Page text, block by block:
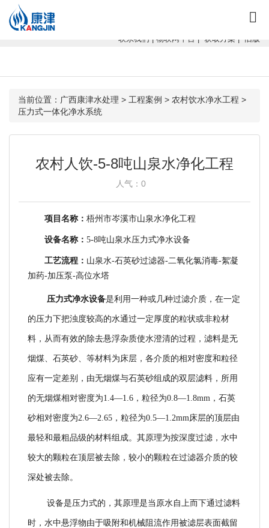
康津水处理：专注软化水设备、反渗透设备、超滤设备、一体化净水设
备！
联系我们 | 物联网平台 | 获取方案 | 旧版
当前位置： 广西康津水处理 > 工程案例 > 农村饮水净水工程 >
压力式一体化净水系统
农村人饮-5-8吨山泉水净化工程
人气： 0
项目名称： 梧州市岑溪市山泉水净化工程
设备名称： 5-8吨山泉水压力式净水设备
工艺流程： 山泉水-石英砂过滤器-二氧化氯消毒-絮凝
加药-加压泵-高位水塔
压力式净水设备是利用一种或几种过滤介质，在一定
的压力下把浊度较高的水通过一定厚度的粒状或非粒材
料，从而有效的除去悬浮杂质使水澄清的过程，滤料是无
烟煤、石英砂、等材料为床层，各介质的相对密度和粒径
应有一定差别，由无烟煤与石英砂组成的双层滤料，所用
的无烟煤相对密度为1.4—1.6，粒径为0.8—1.8mm，石英
砂相对密度为2.6—2.65，粒径为0.5—1.2mm床层的顶层由
最轻和最粗品级的材料组成。其原理为按深度过滤，水中
较大的颗粒在顶层被去除，较小的颗粒在过滤器介质的较
深处被去除。
设备是压力式的，其原理是当原水自上而下通过滤料
时，水中悬浮物由于吸附和机械阻流作用被滤层表面截留